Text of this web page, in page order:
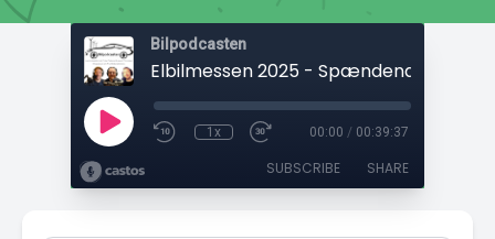
Bilpodcasten
1x 00:00 / 00:39:37
SUBSCRIBE SHARE